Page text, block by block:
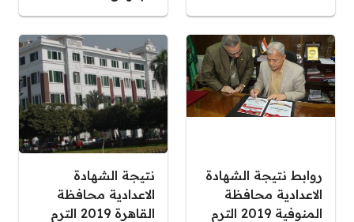
روابط نتيجة الشهادة
الاعدادية محافظة
المنوفية 2019 الترم
نتيجة الشهادة
الاعدادية محافظة
القاهرة 2019 الترم